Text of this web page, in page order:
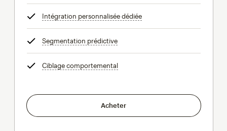
Intégration personnalisée dédiéeinfobulle
Segmentation prédictiveinfobulle
Ciblage comportementalinfobulle
Acheter